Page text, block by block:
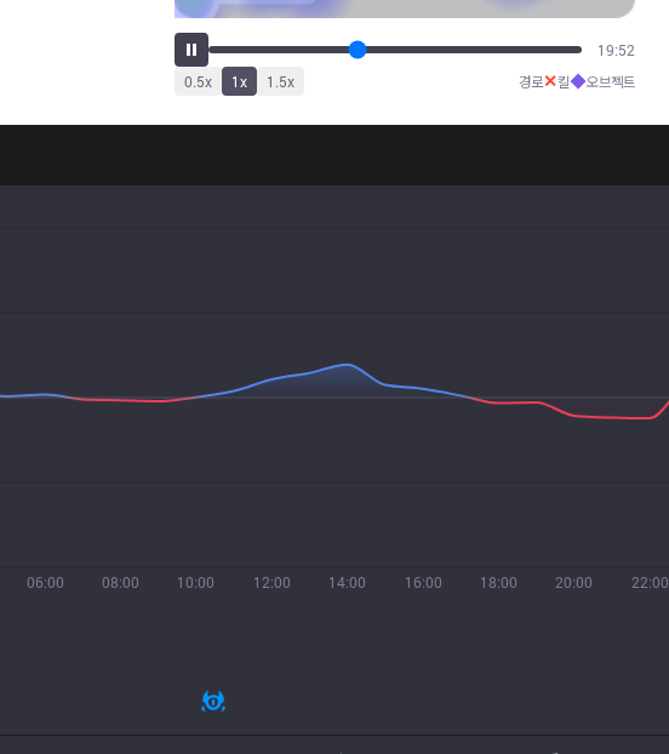
24:56
0.5x 1x 1.5x 경로✕킬◆오브젝트
06:00 08:00 10:00 12:00 14:00 16:00 18:00 20:00 22:00